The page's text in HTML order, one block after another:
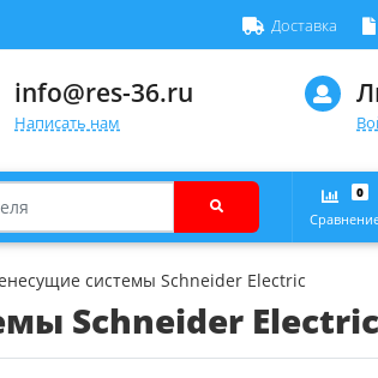
Доставка
info@res-36.ru
Написать нам
0
системы Schneider Electric
Schneider Electric